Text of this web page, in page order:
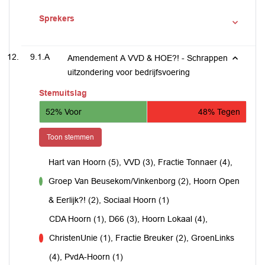
Sprekers
9.1.A
Amendement A VVD & HOE?! - Schrappen
uitzondering voor bedrijfsvoering
Stemuitslag
52% Voor
48% Tegen
Toon stemmen
Hart van Hoorn (5), VVD (3), Fractie Tonnaer (4),
Groep Van Beusekom/Vinkenborg (2), Hoorn Open
& Eerlijk?! (2), Sociaal Hoorn (1)
CDA Hoorn (1), D66 (3), Hoorn Lokaal (4),
ChristenUnie (1), Fractie Breuker (2), GroenLinks
(4), PvdA-Hoorn (1)